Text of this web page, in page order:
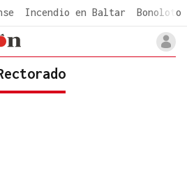
Incendio en Baltar Bonoloto